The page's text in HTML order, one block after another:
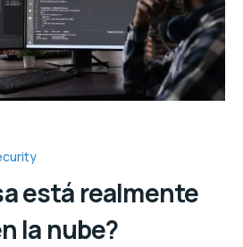
está realmente
la nube?